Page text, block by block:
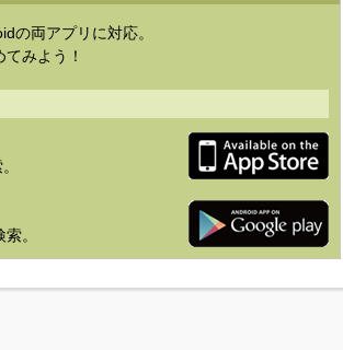
の両アプリに対応。
みよう！
。